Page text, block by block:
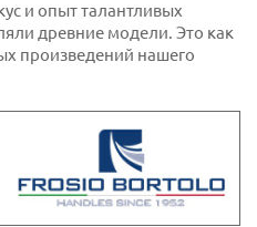
и опыт талантливых
древние модели. Это как
произведений нашего